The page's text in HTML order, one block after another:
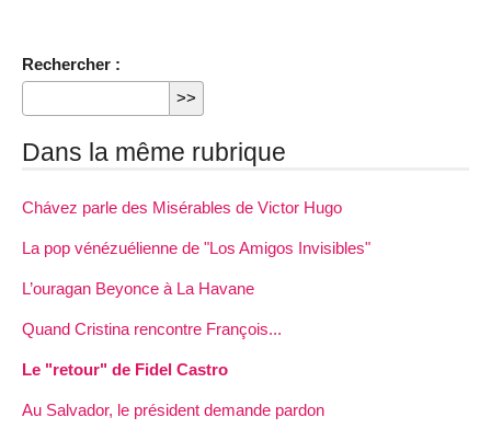
Rechercher :
Dans la même rubrique
Chávez parle des Misérables de Victor Hugo
La pop vénézuélienne de "Los Amigos Invisibles"
L’ouragan Beyonce à La Havane
Quand Cristina rencontre François...
Le "retour" de Fidel Castro
Au Salvador, le président demande pardon